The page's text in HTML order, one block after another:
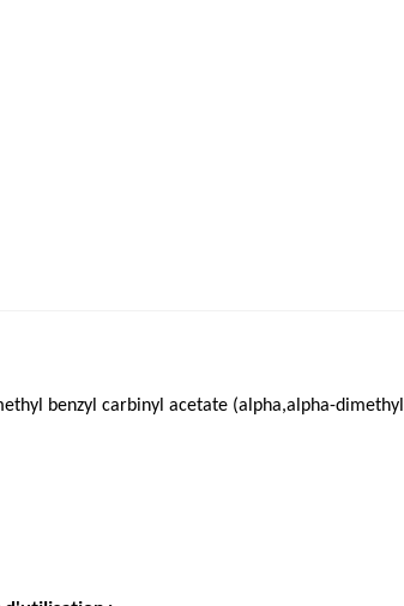
benzyl carbinyl acetate (alpha,alpha-